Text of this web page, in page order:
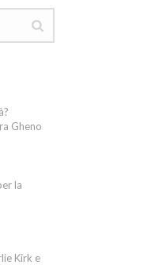
Gheno
la
Kirk e